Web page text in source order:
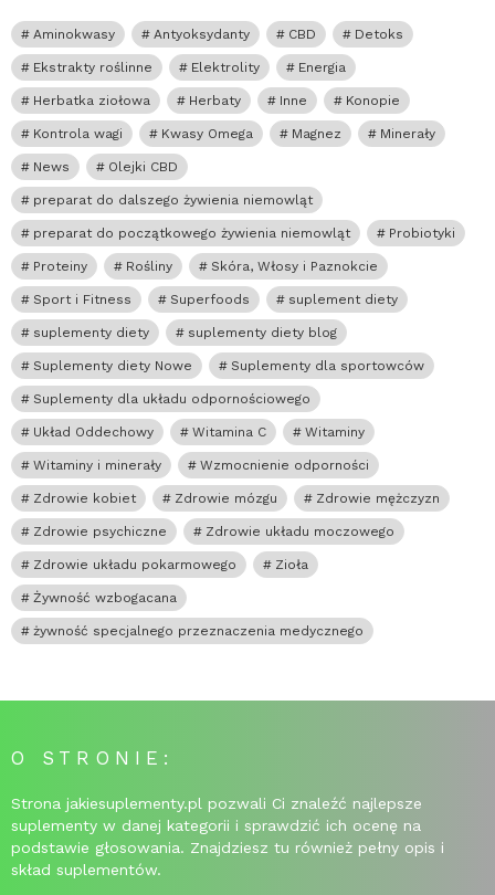
Aminokwasy Antyoksydanty CBD Detoks
Ekstrakty roślinne Elektrolity Energia
Herbatka ziołowa Herbaty Inne Konopie
Kontrola wagi Kwasy Omega Magnez Minerały
News Olejki CBD
preparat do dalszego żywienia niemowląt
preparat do początkowego żywienia niemowląt Probiotyki
Proteiny Rośliny Skóra, Włosy i Paznokcie
Sport i Fitness Superfoods suplement diety
suplementy diety suplementy diety blog
Suplementy diety Nowe Suplementy dla sportowców
Suplementy dla układu odpornościowego
Układ Oddechowy Witamina C Witaminy
Witaminy i minerały Wzmocnienie odporności
Zdrowie kobiet Zdrowie mózgu Zdrowie mężczyzn
Zdrowie psychiczne Zdrowie układu moczowego
Zdrowie układu pokarmowego Zioła
Żywność wzbogacana
żywność specjalnego przeznaczenia medycznego
O STRONIE:
Strona jakiesuplementy.pl pozwali Ci znaleźć najlepsze
suplementy w danej kategorii i sprawdzić ich ocenę na
podstawie głosowania. Znajdziesz tu również pełny opis i
skład suplementów.